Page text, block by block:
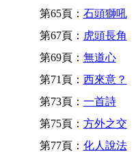
第65頁： 石頭獅吼
第67頁： 虎頭長角
第69頁： 無道心
第71頁： 西來意？
第73頁： 一首詩
第75頁： 方外之交
第77頁： 化人說法